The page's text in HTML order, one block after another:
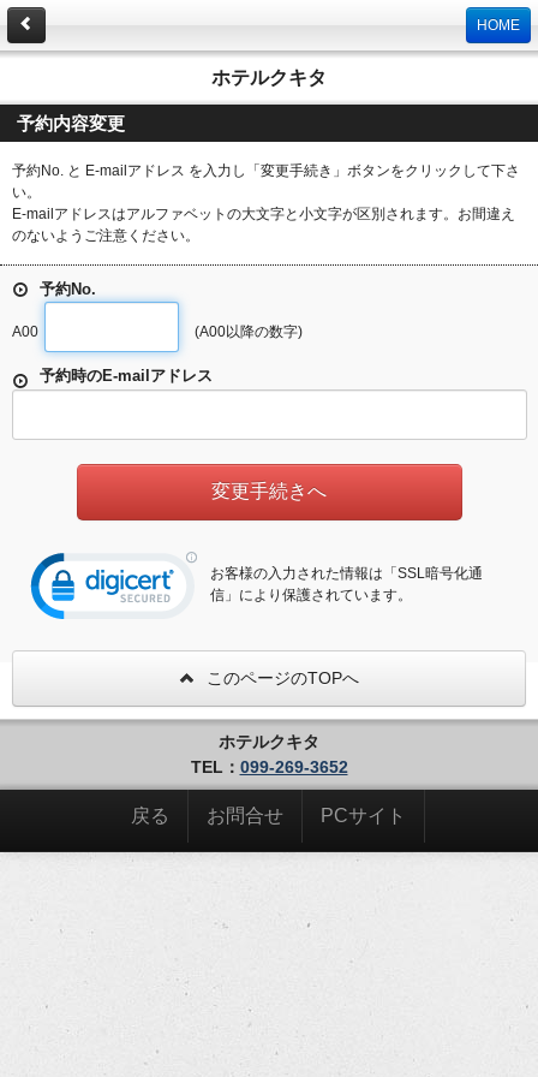
HOME
ホテルクキタ
予約内容変更
予約No. と E-mailアドレス を入力し「変更手続き」ボタンをクリックして下さ
い。
E-mailアドレスはアルファベットの大文字と小文字が区別されます。お間違え
のないようご注意ください。
予約No.
A00 (A00以降の数字)
予約時のE-mailアドレス
お客様の入力された情報は「SSL暗号化通
信」により保護されています。
このページのTOPへ
ホテルクキタ
TEL： 099-269-3652
戻る お問合せ PCサイト